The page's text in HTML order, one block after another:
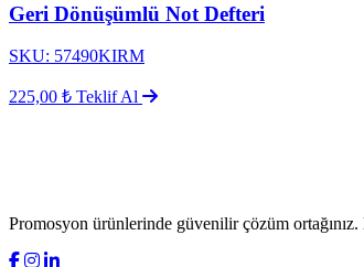
Geri Dönüşümlü Not Defteri
SKU: 57490KIRM
225,00 ₺ Teklif Al
Promosyon ürünlerinde güvenilir çözüm